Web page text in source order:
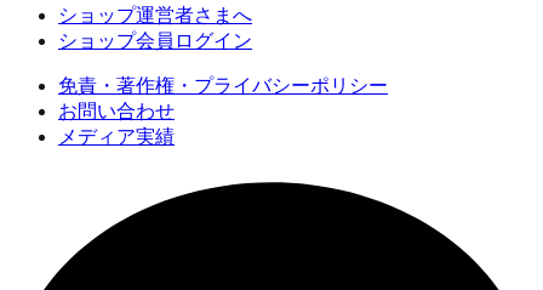
ショップ運営者さまへ
ショップ会員ログイン
免責・著作権・プライバシーポリシー
お問い合わせ
メディア実績